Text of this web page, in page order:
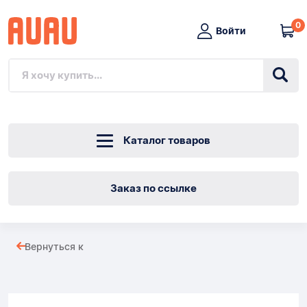
Войти
0
Каталог товаров
Заказ по ссылке
Вернуться к